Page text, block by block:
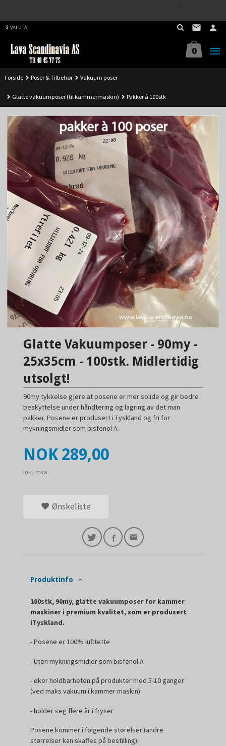
VALUTA
0
Forside Poser & Tilbehør Vakuum poser
Glatte vakuumposer (til kammermaskin) Pakker à 100stk
Glatte Vakuumposer - 90my -
25x35cm - 100stk. Midlertidig
utsolgt!
90my tykkelse gjøre at posene er mer solide og gir bedre
beskyttelse under håndtering og lagring av det man
pakker. Posene er produsert i Tyskland og fri for
mykningsmidler som bisfenol A.
Pris
NOK 289,00
inkl. mva.
Ønskeliste
Produktinfo
100stk, 90my, glatte vakuumposer for kammer
maskiner i premium kvalitet, som er produsert
iTyskland.
- Posene er 100% lufttette
- Uten mykningsmidler som bisfenol A
- øker holdbarheten på produkter med 5-10 ganger
(ved maks vakuum i kammer maskin)
- holder seg flere år i fryser
Posene kommer i følgende størelser (andre
størrelser kan skaffes på bestilling):